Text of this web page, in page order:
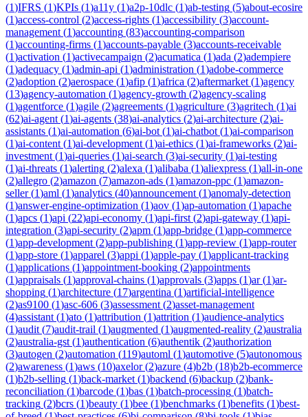
(1)IFRS (1)KPIs (1)a11y (1)a2p-10dlc (1)ab-testing (5)about-ecosire
(1)access-control (2)access-rights (1)accessibility (3)account-
management (1)accounting (83)accounting-comparison
(1)accounting-firms (1)accounts-payable (3)accounts-receivable
(1)activation (1)activecampaign (2)acumatica (1)ada (2)adempiere
(1)adequacy (1)admin-api (1)administration (1)adobe-commerce
(2)adoption (2)aerospace (1)afip (1)africa (2)aftermarket (1)agency
(13)agency-automation (1)agency-growth (2)agency-scaling
(1)agentforce (1)agile (2)agreements (1)agriculture (3)agritech (1)ai
(62)ai-agent (1)ai-agents (38)ai-analytics (2)ai-architecture (2)ai-
assistants (1)ai-automation (6)ai-bot (1)ai-chatbot (1)ai-comparison
(1)ai-content (1)ai-development (1)ai-ethics (1)ai-frameworks (2)ai-
investment (1)ai-queries (1)ai-search (3)ai-security (1)ai-testing
(1)ai-threats (1)alerting (2)alexa (1)alibaba (1)aliexpress (1)all-in-one
(2)allegro (2)amazon (7)amazon-ads (1)amazon-ppc (1)amazon-
seller(1)aml (1)analytics (40)announcement (1)anomaly-detection
(1)answer-engine-optimization (1)aov (1)ap-automation (1)apache
(1)apcs (1)api (22)api-economy (1)api-first (2)api-gateway (1)api-
integration (3)api-security (2)apm (1)app-bridge (1)app-commerce
(1)app-development (2)app-publishing (1)app-review (1)app-router
(1)app-store (1)apparel (3)appi (1)apple-pay (1)applicant-tracking
(1)applications (1)appointment-booking (2)appointments
(1)appraisals (1)approval-chains (1)approvals (3)apps (1)ar(1)ar-
shopping (1)architecture (17)argentina (1)artificial-intelligence
(2)as9100 (1)asc-606 (3)assessment (2)asset-management
(4)assistant (1)ato (1)attribution (1)attrition (1)audience-analytics
(1)audit (7)audit-trail (1)augmented (1)augmented-reality (2)australia
(2)australia-gst (1)authentication (6)authentik (2)authorization
(3)autogen (2)automation (119)automl (1)automotive (5)autonomous
(2)awareness (1)aws (10)axelor(2)azure (4)b2b (18)b2b-ecommerce
(1)b2b-selling (1)back-market (1)backend (6)backup (2)bank-
reconciliation (1)barcode (1)bas (1)batch-processing (1)batch-
tracking (2)bcrs (1)beauty (1)bee (1)benchmarks (1)benefits (1)best-